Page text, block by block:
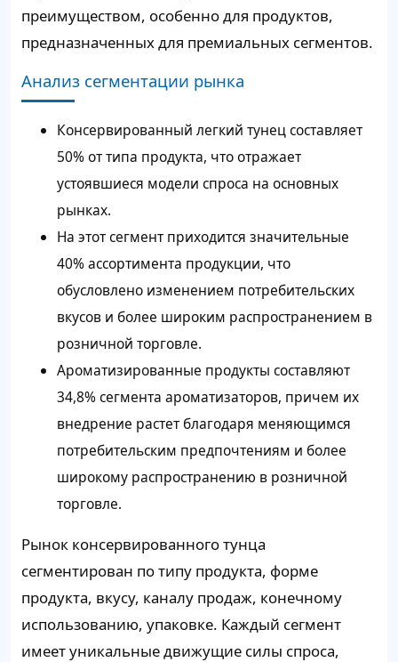
преимуществом, особенно для продуктов,
предназначенных для премиальных сегментов.
Анализ сегментации рынка
Консервированный легкий тунец составляет
50% от типа продукта, что отражает
устоявшиеся модели спроса на основных
рынках.
На этот сегмент приходится значительные
40% ассортимента продукции, что
обусловлено изменением потребительских
вкусов и более широким распространением в
розничной торговле.
Ароматизированные продукты составляют
34,8% сегмента ароматизаторов, причем их
внедрение растет благодаря меняющимся
потребительским предпочтениям и более
широкому распространению в розничной
торговле.
Рынок консервированного тунца
сегментирован по типу продукта, форме
продукта, вкусу, каналу продаж, конечному
использованию, упаковке. Каждый сегмент
имеет уникальные движущие силы спроса,